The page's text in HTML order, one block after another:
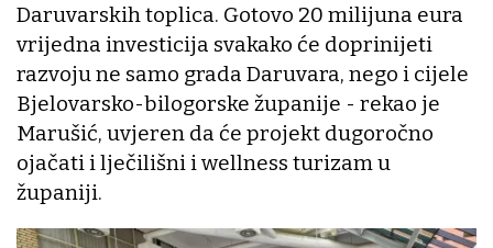
Daruvarskih toplica. Gotovo 20 milijuna eura
vrijedna investicija svakako će doprinijeti
razvoju ne samo grada Daruvara, nego i cijele
Bjelovarsko-bilogorske županije - rekao je
Marušić, uvjeren da će projekt dugoročno
ojačati i lječilišni i wellness turizam u
županiji.